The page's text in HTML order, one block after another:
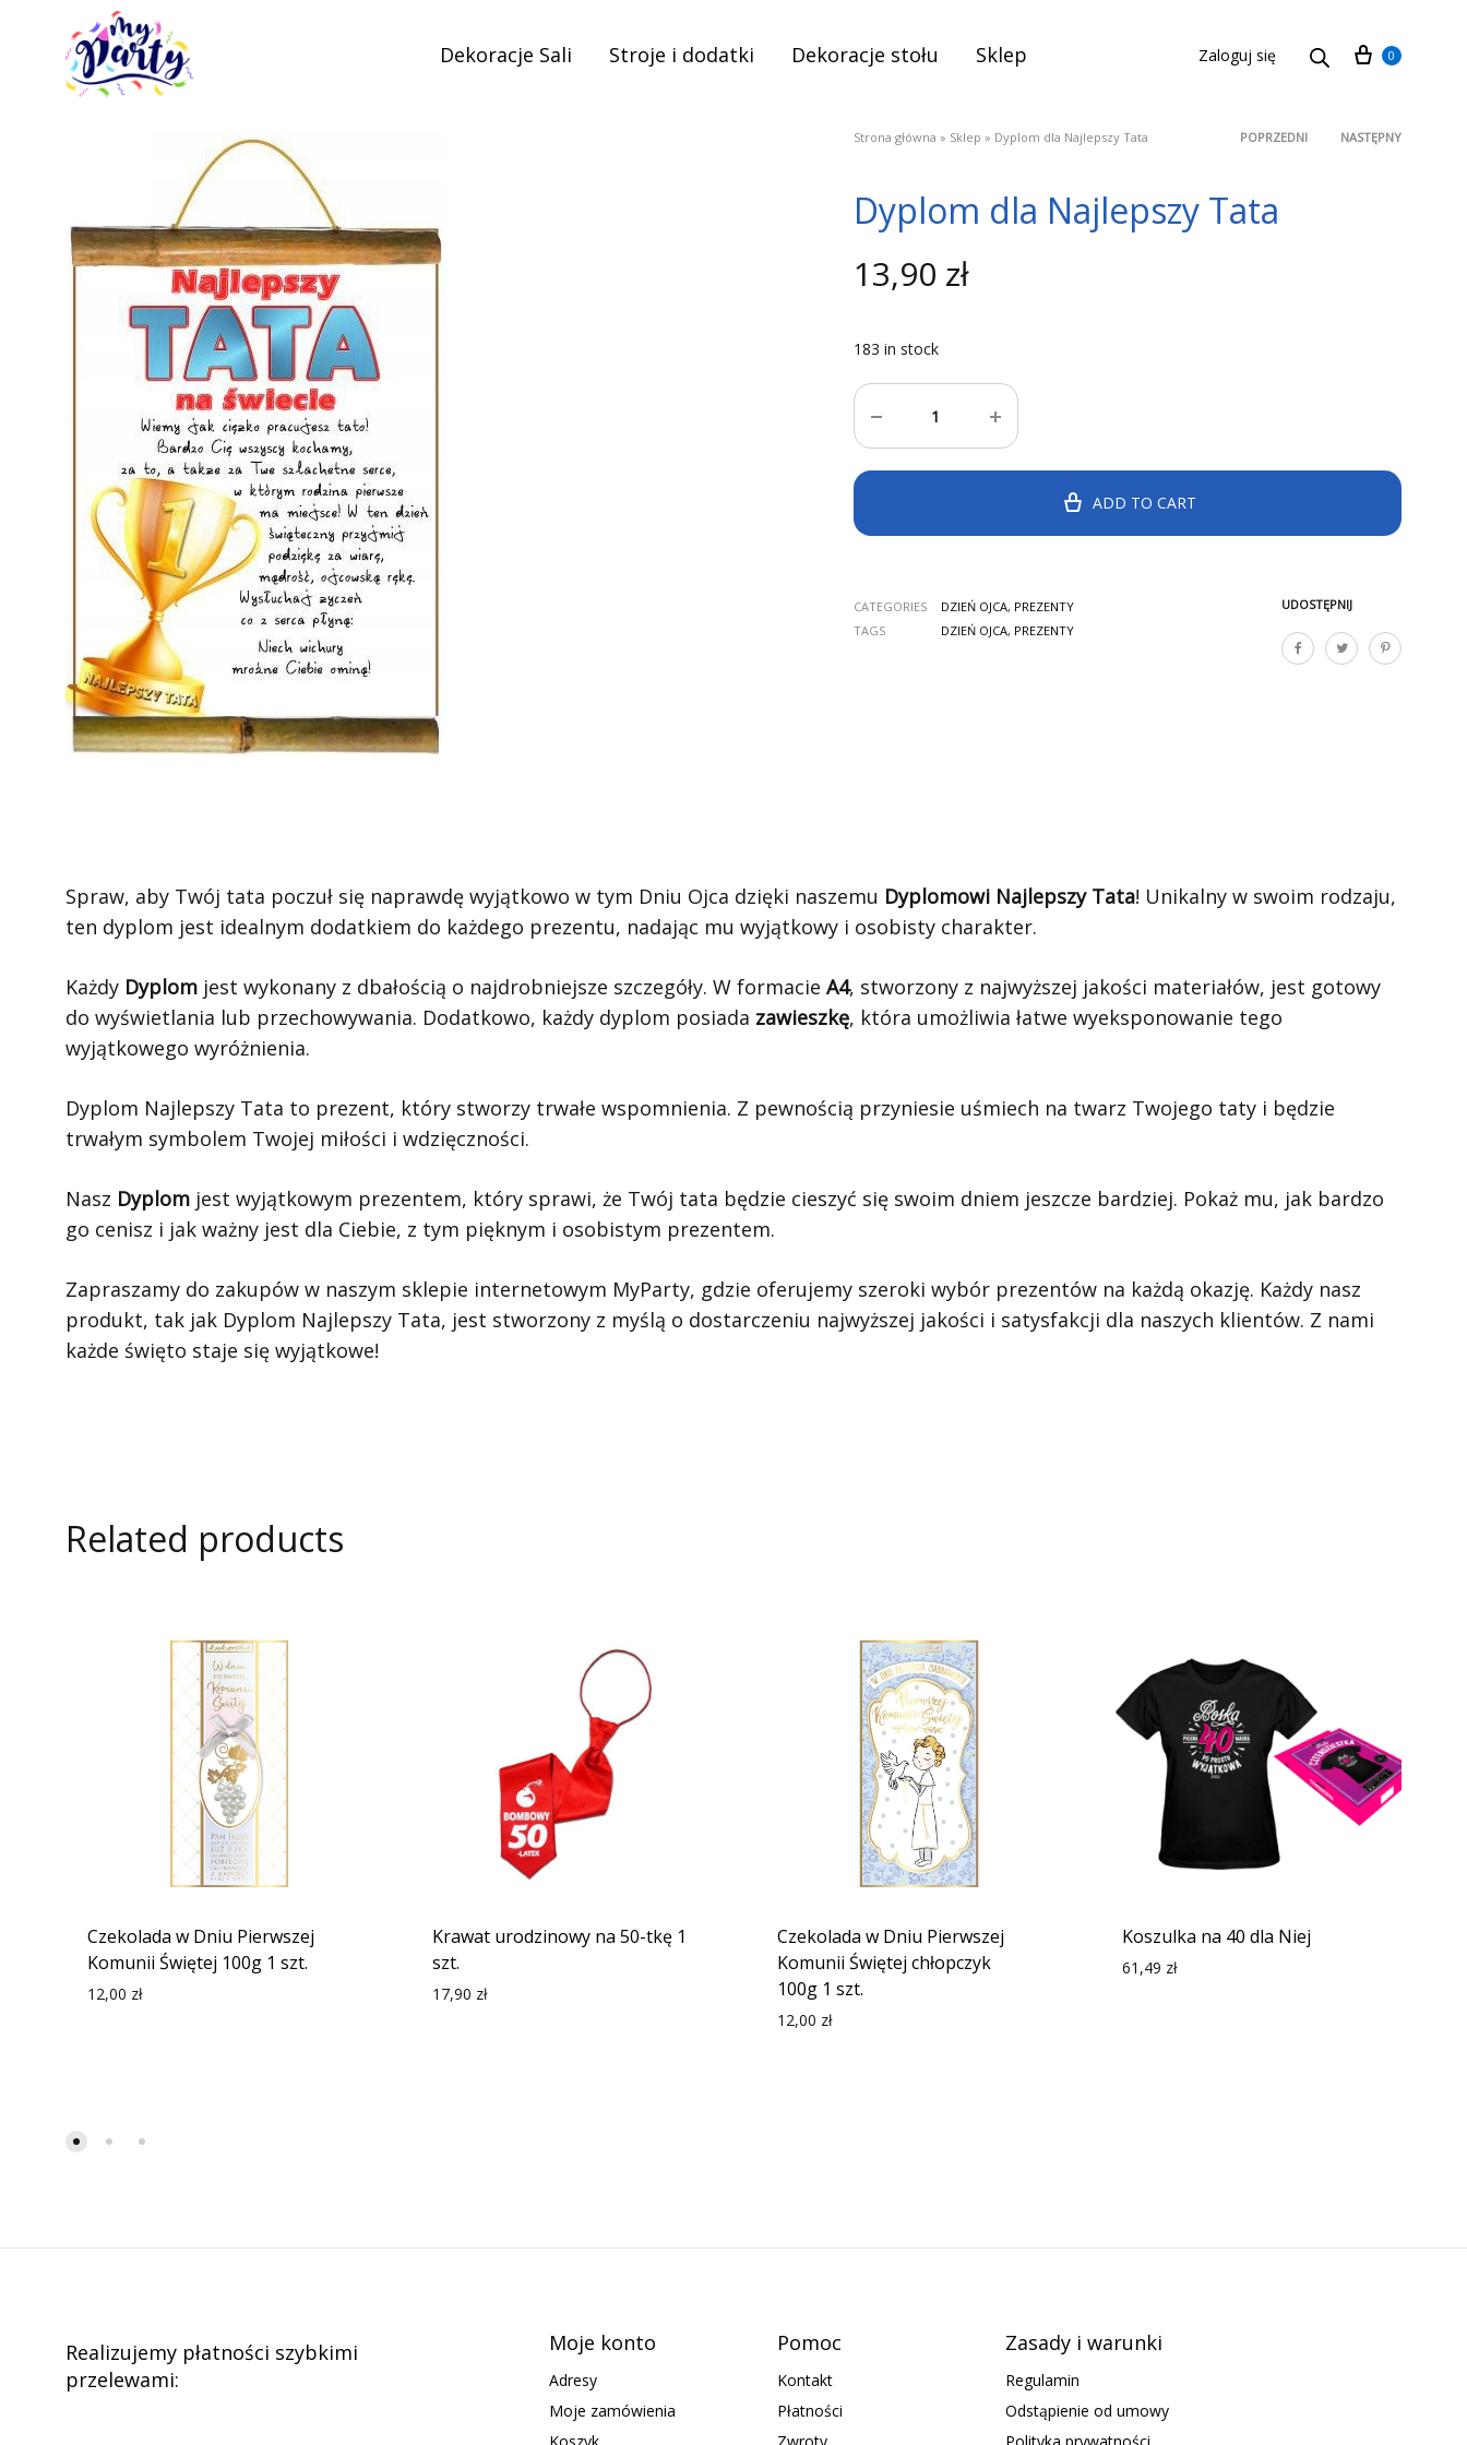
Dekoracje Sali Stroje i dodatki Dekoracje stołu Sklep Zaloguj się Cart
0
Strona główna » Sklep » Dyplom dla Najlepszy Tata
Product
navigation
POPRZEDNI NASTĘPNY
Dyplom dla Najlepszy Tata
13,90 zł
183 in stock
Quantity
ADD TO CART
UDOSTĘPNIJ
CATEGORIES DZIEŃ OJCA, PREZENTY
TAGS
DZIEŃ OJCA, PREZENTY
Spraw, aby Twój tata poczuł się naprawdę wyjątkowo w tym Dniu Ojca dzięki naszemu Dyplomowi Najlepszy Tata! Unikalny w swoim rodzaju,
ten dyplom jest idealnym dodatkiem do każdego prezentu, nadając mu wyjątkowy i osobisty charakter.
Każdy Dyplom jest wykonany z dbałością o najdrobniejsze szczegóły. W formacie A4, stworzony z najwyższej jakości materiałów, jest gotowy
do wyświetlania lub przechowywania. Dodatkowo, każdy dyplom posiada zawieszkę, która umożliwia łatwe wyeksponowanie tego
wyjątkowego wyróżnienia.
Dyplom Najlepszy Tata to prezent, który stworzy trwałe wspomnienia. Z pewnością przyniesie uśmiech na twarz Twojego taty i będzie
trwałym symbolem Twojej miłości i wdzięczności.
Nasz Dyplom jest wyjątkowym prezentem, który sprawi, że Twój tata będzie cieszyć się swoim dniem jeszcze bardziej. Pokaż mu, jak bardzo
go cenisz i jak ważny jest dla Ciebie, z tym pięknym i osobistym prezentem.
Zapraszamy do zakupów w naszym sklepie internetowym MyParty, gdzie oferujemy szeroki wybór prezentów na każdą okazję. Każdy nasz
produkt, tak jak Dyplom Najlepszy Tata, jest stworzony z myślą o dostarczeniu najwyższej jakości i satysfakcji dla naszych klientów. Z nami
każde święto staje się wyjątkowe!
Related products
Czekolada w Dniu Pierwszej
Komunii Świętej 100g 1 szt.
12,00 zł
Krawat urodzinowy na 50-tkę 1
szt.
17,90 zł
Czekolada w Dniu Pierwszej
Komunii Świętej chłopczyk
100g 1 szt.
12,00 zł
Koszulka na 40 dla Niej
61,49 zł
Realizujemy płatności szybkimi
przelewami:
Moje konto
Adresy
Moje zamówienia
Pomoc
Kontakt
Płatności
Zasady i warunki
Regulamin
Odstąpienie od umowy